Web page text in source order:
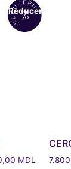
Reduceri!
MDL